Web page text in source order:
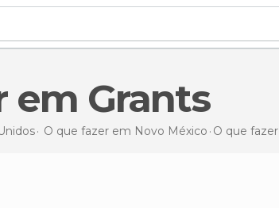
em Grants
O que fazer em Novo México O que fazer